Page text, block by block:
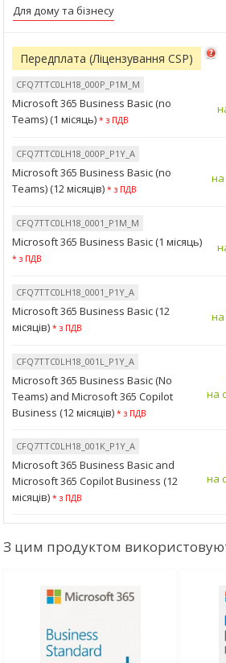
Для дому та бізнесу
Передплата (Ліцензування CSP)
CFQ7TTC0LH18_000P_P1M_M
Microsoft 365 Business Basic (no
Teams) (1 місяць)* з ПДВ
CFQ7TTC0LH18_000P_P1Y_A
Microsoft 365 Business Basic (no
Teams) (12 місяців)* з ПДВ
на
CFQ7TTC0LH18_0001_P1M_M
Microsoft 365 Business Basic (1 місяць)
* з ПДВ
CFQ7TTC0LH18_0001_P1Y_A
Microsoft 365 Business Basic (12
місяців)* з ПДВ
на
CFQ7TTC0LH18_001L_P1Y_A
Microsoft 365 Business Basic (No
Teams) and Microsoft 365 Copilot
Business (12 місяців)* з ПДВ
на
CFQ7TTC0LH18_001K_P1Y_A
Microsoft 365 Business Basic and
Microsoft 365 Copilot Business (12
місяців)* з ПДВ
на
З цим продуктом